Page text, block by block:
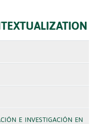
E INVESTIGACIÓN EN